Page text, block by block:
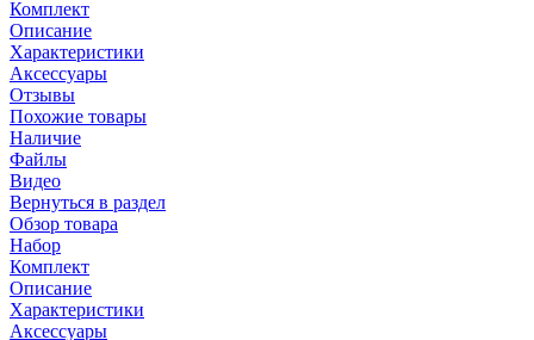
Комплект
Описание
Характеристики
Аксессуары
Отзывы
Похожие товары
Наличие
Файлы
Видео
Вернуться в раздел
Обзор товара
Набор
Комплект
Описание
Характеристики
Аксессуары